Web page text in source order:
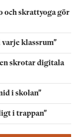
och skrattyoga gör
klassrum”
skrotar digitala
i skolan”
i trappan”